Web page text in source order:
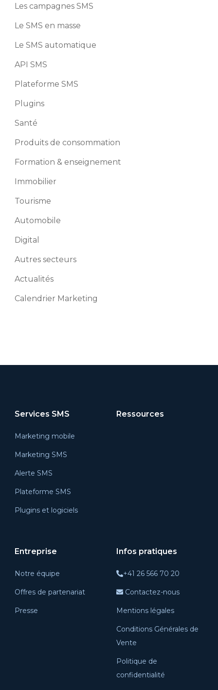
Les campagnes SMS
Le SMS en masse
Le SMS automatique
API SMS
Plateforme SMS
Plugins
Santé
Produits de consommation
Formation & enseignement
Immobilier
Tourisme
Automobile
Digital
Autres secteurs
Actualités
Calendrier Marketing
Services SMS
Marketing mobile
Marketing SMS
Alerte SMS
Plateforme SMS
Plugins et logiciels
Ressources
Entreprise
Notre équipe
Offres de partenariat
Presse
Infos pratiques
+41 26 566 70 20
Contactez-nous
Mentions légales
Conditions Générales de
Vente
Politique de
confidentialité